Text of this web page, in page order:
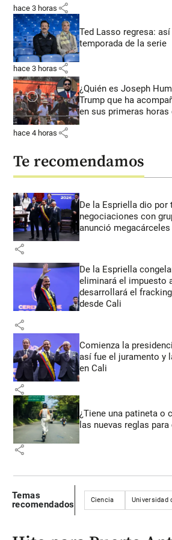
hace 3 horas share
Ted Lasso regresa:
temporada de la serie
hace 3 horas share
¿Quién es Joseph
Trump que ha
en sus primeras horas
hace 4 horas share
Te recomendamos
De la Espriella dio por
negociaciones con
anunció megacárceles
share
De la Espriella
eliminará el impuesto
desarrollará el
desde Cali
share
Comienza la
así fue el juramento y
en Cali
share
¿Tiene una patineta o
las nuevas reglas
share
Temas
recomendados
Ciencia Universidad